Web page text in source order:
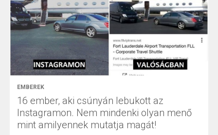
EMBEREK
16 ember, aki csúnyán lebukott az
Instagramon. Nem mindenki olyan menő
mint amilyennek mutatja magát!